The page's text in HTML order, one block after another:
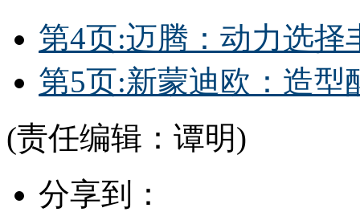
第4页:迈腾：动力选择
第5页:新蒙迪欧：造
(责任编辑：谭明)
分享到：